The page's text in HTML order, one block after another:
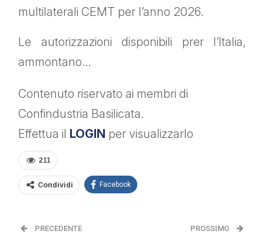
multilaterali CEMT per l’anno 2026.
Le autorizzazioni disponibili prer l’Italia,
ammontano…
Contenuto riservato ai membri di
Confindustria Basilicata.
Effettua il LOGIN per visualizzarlo
211
Condividi Facebook
PRECEDENTE PROSSIMO